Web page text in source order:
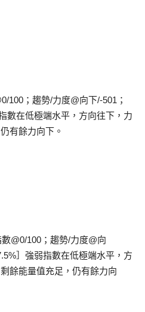
100；趨勢/力度@向下/-501；
數在低極端水平，方向往下，力
有餘力向下。
@0/100；趨勢/力度@向
］強弱指數在低極端水平，方
餘能量值充足，仍有餘力向